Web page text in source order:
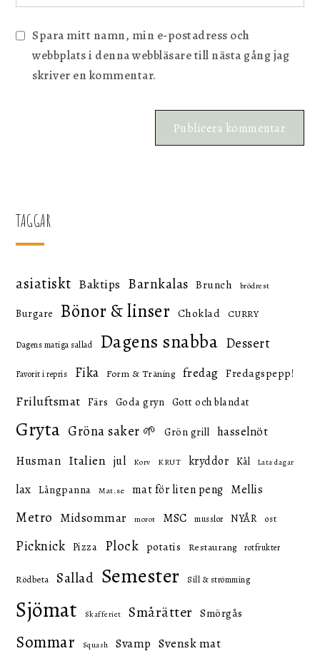
Spara mitt namn, min e-postadress och
webbplats i denna webbläsare till nästa gång jag
skriver en kommentar.
TAGGAR
asiatiskt Baktips Barnkalas Brunch brödrest
Burgare Bönor & linser Choklad CURRY
Dagens matiga sallad Dagens snabba Dessert
Favorit i repris Fika Form & Träning fredag Fredagspepp!
Friluftsmat Färs Goda gryn Gott och blandat
Gryta Gröna saker 🌱 Grön grill hasselnöt
Husman Italien jul Korv KRUT kryddor Kål Lata dagar
lax Långpanna Mat.se mat för liten peng Mellis
Metro Midsommar morot MSC musslor NYÅR ost
Picknick Pizza Plock potatis Restaurang rotfrukter
Rödbeta Sallad Semester Sill & strömming
Sjömat Skafferiet Smårätter Smörgås
Sommar Squash Svamp Svensk mat